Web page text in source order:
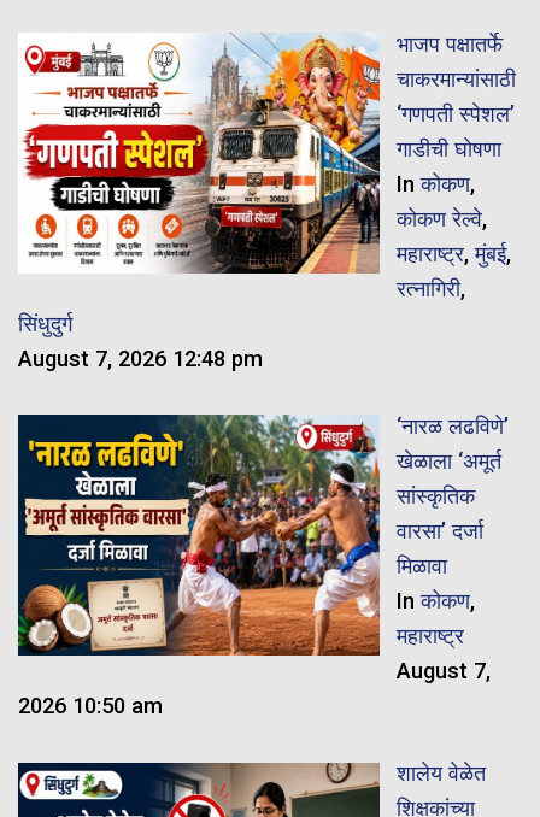
भाजप पक्षातर्फे
चाकरमान्यांसाठी
‘गणपती स्पेशल’
गाडीची घोषणा
Inकोकण,
कोकण रेल्वे,
महाराष्ट्र,मुंबई,
रत्नागिरी,
सिंधुदुर्ग
August 7, 2026 12:48 pm
‘नारळ लढविणे’
खेळाला ‘अमूर्त
सांस्कृतिक
वारसा’ दर्जा
मिळावा
Inकोकण,
महाराष्ट्र
August 7,
2026 10:50 am
शालेय वेळेत
शिक्षकांच्या